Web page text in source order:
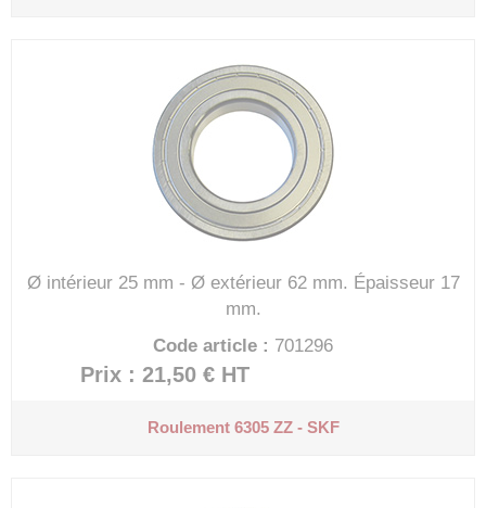
Ø intérieur 25 mm - Ø extérieur 62 mm. Épaisseur 17
mm.
Code article : 701296
Prix : 21,50 € HT
Roulement 6305 ZZ - SKF